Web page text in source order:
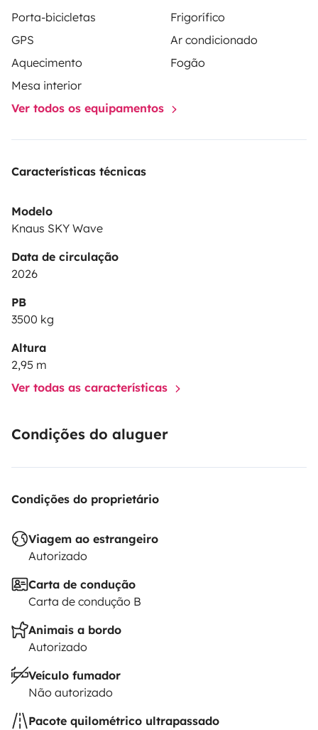
Porta-bicicletas
Frigorífico
GPS
Ar condicionado
Aquecimento
Fogão
Mesa interior
Ver todos os equipamentos
Características técnicas
Modelo
Knaus SKY Wave
Data de circulação
2026
PB
3500 kg
Altura
2,95 m
Ver todas as características
Condições do aluguer
Condições do proprietário
Viagem ao estrangeiro
Autorizado
Carta de condução
Carta de condução B
Animais a bordo
Autorizado
Veículo fumador
Não autorizado
Pacote quilométrico ultrapassado